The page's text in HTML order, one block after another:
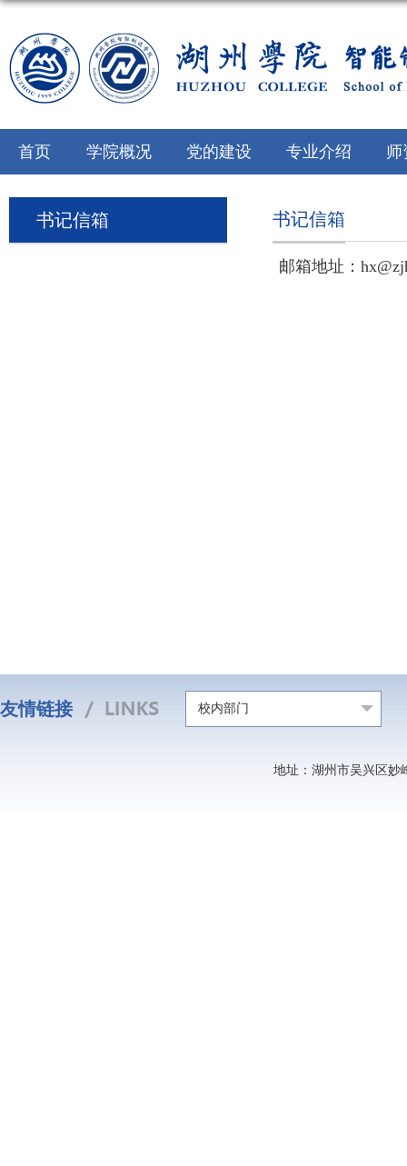
首页 学院概况 党的建设 专业介绍 师
书记信箱 书记信箱
邮箱地址：
友情链接 校内部门
地址：湖州市吴兴区妙